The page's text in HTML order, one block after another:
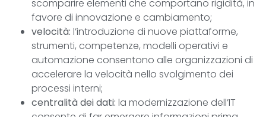
scomparire elementi che comportano rigidità, in
favore di innovazione e cambiamento;
velocità: l’introduzione di nuove piattaforme,
strumenti, competenze, modelli operativi e
automazione consentono alle organizzazioni di
accelerare la velocità nello svolgimento dei
processi interni;
centralità dei dati: la modernizzazione dell’IT